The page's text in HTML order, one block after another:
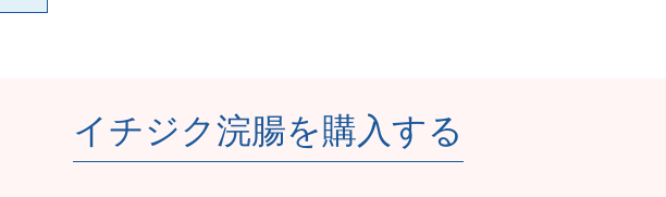
イチジク浣腸を購入する